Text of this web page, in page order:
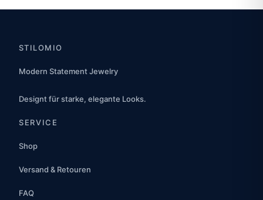
STILOMIO
Modern Statement Jewelry
Designt für starke, elegante Looks.
SERVICE
Shop
Versand & Retouren
FAQ